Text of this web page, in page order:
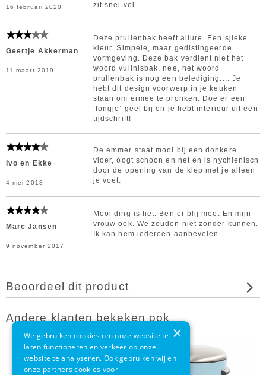
16 februari 2020
zit snel vol.
Geertje Akkerman
11 maart 2019
Deze prullenbak heeft allure. Een sjieke
kleur. Simpele, maar gedistingeerde
vormgeving. Deze bak verdient niet het
woord vuilnisbak, nee, het woord
prullenbak is nog een belediging.... Je
hebt dit design voorwerp in je keuken
staan om ermee te pronken. Doe er een
‘fonqje’ geel bij en je hebt interieur uit een
tijdschrift!
Ivo en Ekke
4 mei 2018
De emmer staat mooi bij een donkere
vloer, oogt schoon en net en is hychienisch
door de opening van de klep met je alleen
je voet.
Marc Jansen
9 november 2017
Mooi ding is het. Ben er blij mee. En mijn
vrouw ook. We zouden niet zonder kunnen.
Ik kan hem iedereen aanbevelen.
Beoordeel dit product
Andere klanten bekeken ook
×
We gebruiken cookies om onze website te
laten functioneren en verkeer op onze
website te analyseren. Ook gebruiken wij en
onze partners cookies voor